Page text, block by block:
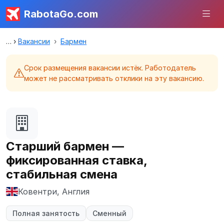
RabotaGo.com
Вакансии Бармен
Срок размещения вакансии истёк. Работодатель
может не рассматривать отклики на эту вакансию.
Старший бармен —
фиксированная ставка,
стабильная смена
Ковентри, Англия
Полная занятость Сменный